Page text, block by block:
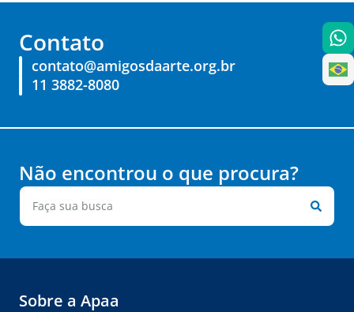
Contato
contato@amigosdaarte.org.br
11 3882-8080
Não encontrou o que procura?
Sobre a Apaa